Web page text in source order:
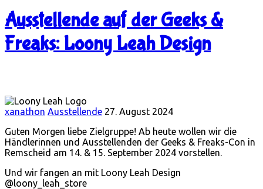
Ausstellende auf der Geeks &
Freaks: Loony Leah Design
xanathon Ausstellende 27. August 2024
Guten Morgen liebe Zielgruppe! Ab heute wollen wir die
Händlerinnen und Ausstellenden der Geeks & Freaks-Con in
Remscheid am 14. & 15. September 2024 vorstellen.
Und wir fangen an mit Loony Leah Design
@loony_leah_store